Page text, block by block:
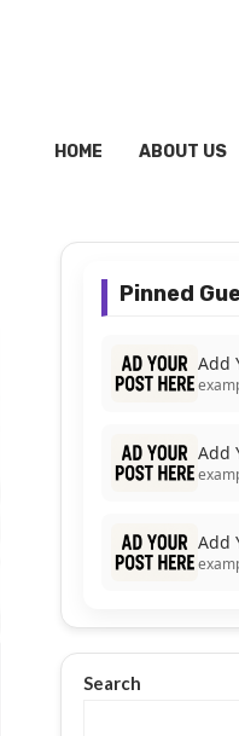
HOME ABOUT US
Pinned
Add
Add
Add
Search